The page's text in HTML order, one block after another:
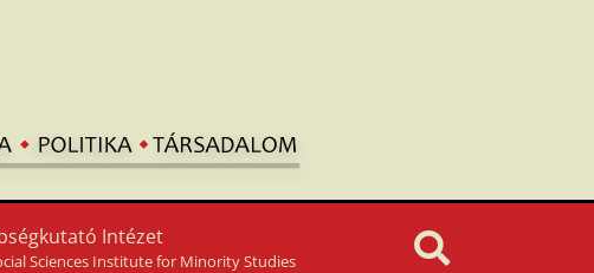
Intézet
Sciences Institute for Minority Studies